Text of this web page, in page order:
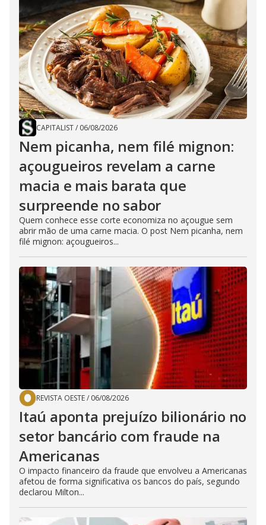
CAPITALIST/ 06/08/2026
Nem picanha, nem filé mignon:
açougueiros revelam a carne
macia e mais barata que
surpreende no sabor
Quem conhece esse corte economiza no açougue sem
abrir mão de uma carne macia. O post Nem picanha, nem
filé mignon: açougueiros...
REVISTA OESTE/ 06/08/2026
Itaú aponta prejuízo bilionário no
setor bancário com fraude na
Americanas
O impacto financeiro da fraude que envolveu a Americanas
afetou de forma significativa os bancos do país, segundo
declarou Milton...